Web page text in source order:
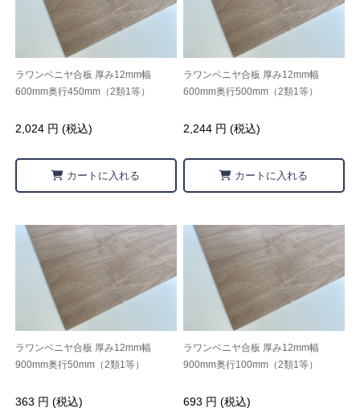
ラワンベニヤ合板 厚み12mm幅
600mm奥行450mm（2類1等）
2,024 円 (税込)
カートに入れる
ラワンベニヤ合板 厚み12mm幅
600mm奥行500mm（2類1等）
2,244 円 (税込)
カートに入れる
ラワンベニヤ合板 厚み12mm幅
900mm奥行50mm（2類1等）
363 円 (税込)
ラワンベニヤ合板 厚み12mm幅
900mm奥行100mm（2類1等）
693 円 (税込)